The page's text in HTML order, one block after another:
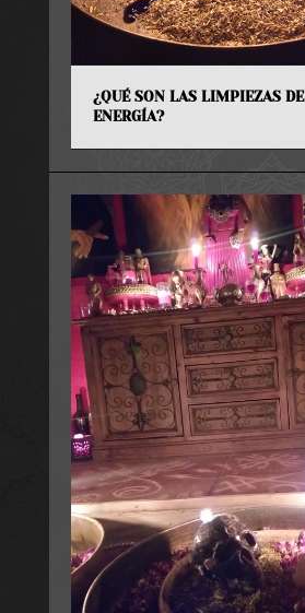
¿QUÉ SON LAS LIMPIEZAS DE
ENERGÍA?